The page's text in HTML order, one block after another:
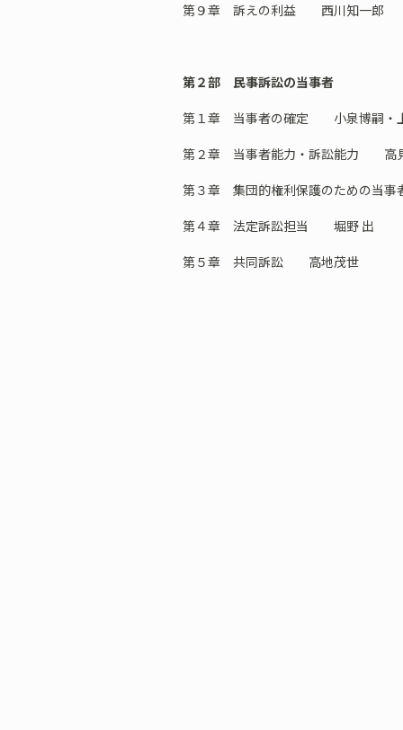
第９章 訴えの利益 西川知一郎
第２部 民事訴訟の当事者
第１章 当事者の確定 小泉博嗣・
第２章 当事者能力・訴訟能力 高
第３章 集団的権利保護のための当
第４章 法定訴訟担当 堀野 出
第５章 共同訴訟 高地茂世